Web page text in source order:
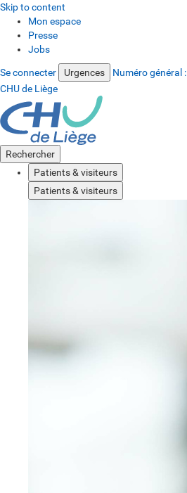
Skip to content
Mon espace
Presse
Jobs
Se connecter Urgences Numéro général :
CHU de Liège
Rechercher
Patients & visiteurs
Patients & visiteurs